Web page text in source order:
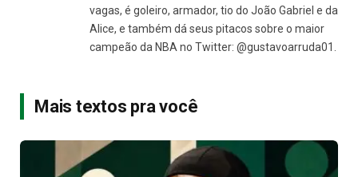
vagas, é goleiro, armador, tio do João Gabriel e da
Alice, e também dá seus pitacos sobre o maior
campeão da NBA no Twitter: @gustavoarruda01.
Mais textos pra você